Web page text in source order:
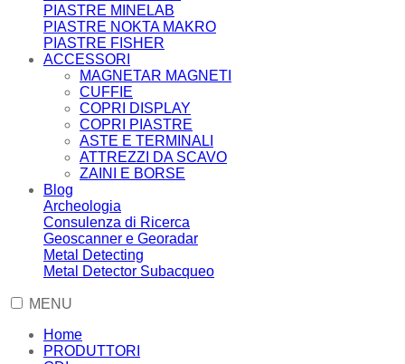
PIASTRE MINELAB
PIASTRE NOKTA MAKRO
PIASTRE FISHER
ACCESSORI
MAGNETAR MAGNETI
CUFFIE
COPRI DISPLAY
COPRI PIASTRE
ASTE E TERMINALI
ATTREZZI DA SCAVO
ZAINI E BORSE
Blog
Archeologia
Consulenza di Ricerca
Geoscanner e Georadar
Metal Detecting
Metal Detector Subacqueo
MENU
Home
PRODUTTORI